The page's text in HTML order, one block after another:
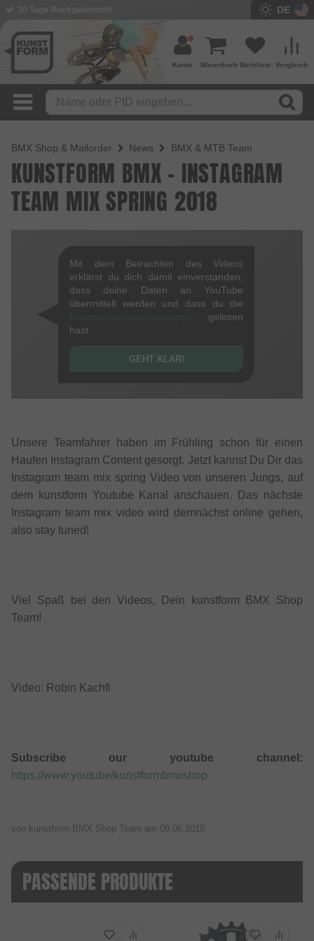
DE
Vergleich
Merkliste
Warenkorb
Konto
BMX Shop & Mailorder News BMX & MTB Team
KUNSTFORM BMX - INSTAGRAM
TEAM MIX SPRING 2018
Mit dem Betrachten des Videos
erklärst du dich damit einverstanden,
dass deine Daten an YouTube
übermittelt werden und dass du die
gelesen
hast.
GEHT KLAR!
Unsere Teamfahrer haben im Frühling schon für einen
Haufen Instagram Content gesorgt. Jetzt kannst Du Dir das
Instagram team mix spring Video von unseren Jungs, auf
dem kunstform Youtube Kanal anschauen. Das nächste
Instagram team mix video wird demnächst online gehen,
also stay tuned!
Viel Spaß bei den Videos, Dein kunstform BMX Shop
Team!
Video: Robin Kachfi
Subscribe our youtube channel:
https://www.youtube/kunstformbmxshop
von kunstform BMX Shop Team am 08.06.2018
PASSENDE PRODUKTE